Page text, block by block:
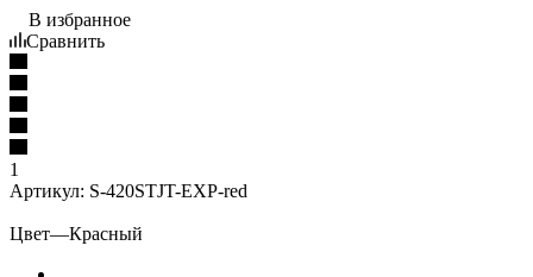
В избранное
Сравнить
1
Артикул: S-420STJT-EXP-red
Цвет—Красный